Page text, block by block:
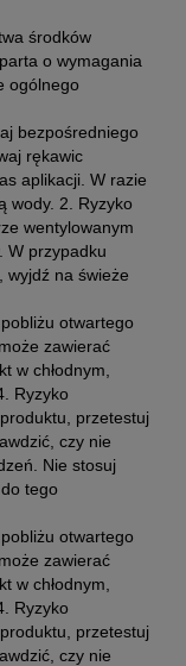
środków
o wymagania
ogólnego
bezpośredniego
rękawic
aplikacji. W razie
wody. 2. Ryzyko
wentylowanym
W przypadku
wyjdź na świeże
otwartego
zawierać
w chłodnym,
Ryzyko
przetestuj
czy nie
Nie stosuj
tego
otwartego
zawierać
w chłodnym,
Ryzyko
przetestuj
czy nie